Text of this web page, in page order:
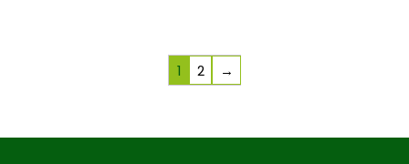
1 2 →